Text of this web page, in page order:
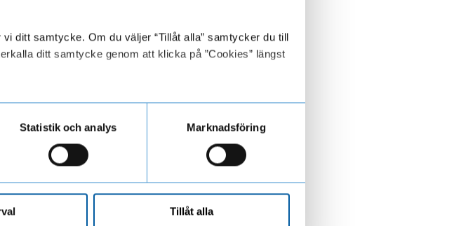
ditt samtycke. Om du väljer “Tillåt alla” samtycker du till
ditt samtycke genom att klicka på ”Cookies” längst
vår webbplats
Statistik och analys Marknadsföring
Tillåt alla